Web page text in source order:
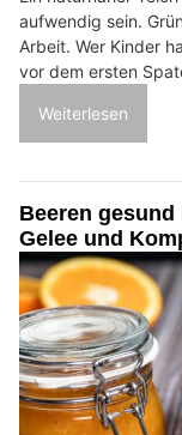
aufwendig sein.
Arbeit. Wer Kinder
vor dem ersten
Weiterlesen
Beeren
Gelee und